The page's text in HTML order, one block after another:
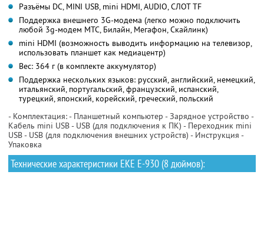
Разъёмы DC, MINI USB, mini HDMI, AUDIO, СЛОТ TF
Поддержка внешнего 3G-модема (легко можно подключить
любой 3g-модем МТС, Билайн, Мегафон, Скайлинк)
mini HDMI (возможность выводить информацию на телевизор,
использовать планшет как медиацентр)
Вес: 364 г (в комплекте аккумулятор)
Поддержка нескольких языков: русский, английский, немецкий,
итальянский, португальский, французский, испанский,
турецкий, японский, корейский, греческий, польский
- Комплектация: - Планшетный компьютер - Зарядное устройство -
Кабель mini USB - USB (для подключения к ПК) - Переходник mini
USB - USB (для подключения внешних устройств) - Инструкция -
Упаковка
Технические характеристики EKE E-930 (8 дюймов):